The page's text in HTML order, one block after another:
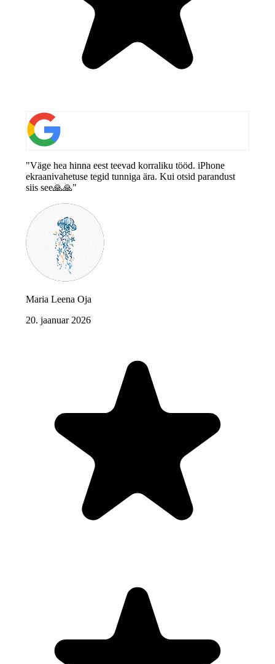
"Väge hea hinna eest teevad korraliku tööd. iPhone
ekraanivahetuse tegid tunniga ära. Kui otsid parandust
siis see🙏🙏"
Maria Leena Oja
20. jaanuar 2026